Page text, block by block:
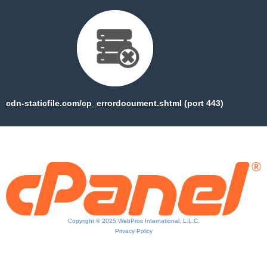
cdn-staticfile.com/cp_errordocument.shtml (port 443)
Copyright © 2025 WebPros International, L.L.C.
Privacy Policy